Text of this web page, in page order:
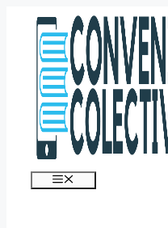
contenido
Menú